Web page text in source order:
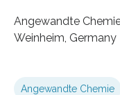
Angewandte
Weinheim, Germany
Angewandte Chemie